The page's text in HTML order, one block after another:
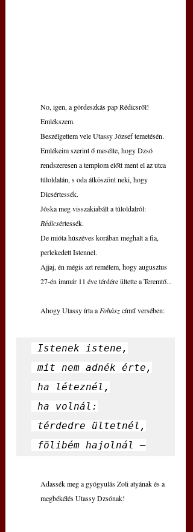
No, igen, a gördeszkás pap Rédicsről!
Emlékszem.
Beszélgettem vele Utassy József temetésén.
Emlékeim szerint ő mesélte, hogy Dzsó
rendszeresen a templom előtt ment el az utca
túloldalán, s oda átköszönt neki, hogy
Dicsértessék.
Jóska meg visszakiabált a túloldalról:
Rédicsértessék.
De mióta húszéves korában meghalt a fia,
perlekedett Istennel.
Ajjaj, én mégis azt remélem, hogy augusztus
27-én immár 11 éve térdére ültette a Teremtő...
Ahogy Utassy írta a Fohász című versében:
fölibém hajolnál –
Adassék meg a gyógyulás Zoli atyának és a
megbékélés Utassy Dzsónak!